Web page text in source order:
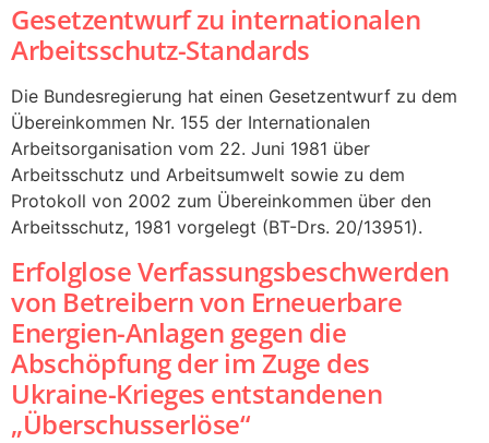
Gesetzentwurf zu internationalen
Arbeitsschutz-Standards
Die Bundesregierung hat einen Gesetzentwurf zu dem
Übereinkommen Nr. 155 der Internationalen
Arbeitsorganisation vom 22. Juni 1981 über
Arbeitsschutz und Arbeitsumwelt sowie zu dem
Protokoll von 2002 zum Übereinkommen über den
Arbeitsschutz, 1981 vorgelegt (BT-Drs. 20/13951).
Erfolglose Verfassungsbeschwerden
von Betreibern von Erneuerbare
Energien-Anlagen gegen die
Abschöpfung der im Zuge des
Ukraine-Krieges entstandenen
„Überschusserlöse“